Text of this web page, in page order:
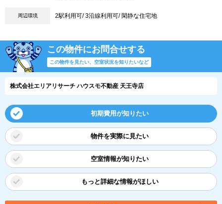
周辺環境 2駅利用可/ 3沿線利用可/ 閑静な住宅地
この物件にお問合せする
この物件を見たい、空室状況を知りたいなど
株式会社エリアリサーチ ハウスモ不動産 天王寺店
初期費用が知りたい
物件を実際に見たい
空室情報が知りたい
もっと詳細な情報がほしい